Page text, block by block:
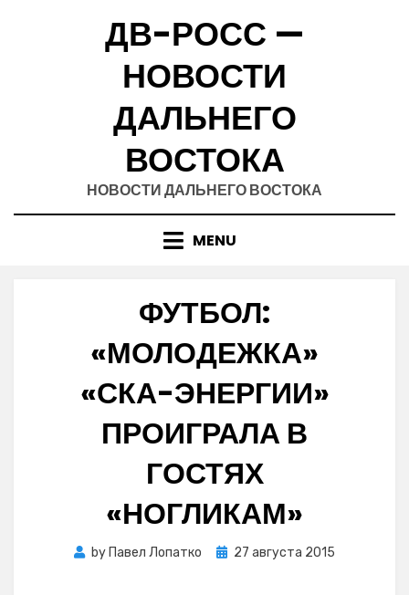
ДВ-РОСС —
НОВОСТИ
ДАЛЬНЕГО
ВОСТОКА
НОВОСТИ ДАЛЬНЕГО ВОСТОКА
MENU
ФУТБОЛ:
«МОЛОДЕЖКА»
«СКА-ЭНЕРГИИ»
ПРОИГРАЛА В
ГОСТЯХ
«НОГЛИКАМ»
by Павел Лопатко
Posted
27 августа 2015